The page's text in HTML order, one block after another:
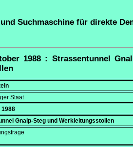
Suchmaschine für direkte
1988 : Strassentunnel
Staat
1988
Gnalp-Steg und Werkleitungsstollen